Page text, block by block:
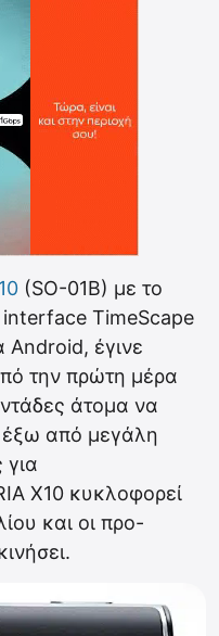
(SO-01B) με το
TimeScape
Android, έγινε
την πρώτη μέρα
άτομα να
έξω από μεγάλη
X10 κυκλοφορεί
και οι προ-